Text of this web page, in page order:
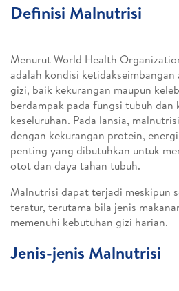
Definisi Malnutrisi
Menurut World Health
adalah kondisi ketidakseimbangan
gizi, baik kekurangan maupun
berdampak pada fungsi tubuh dan
keseluruhan. Pada lansia,
dengan kekurangan protein,
penting yang dibutuhkan untuk
otot dan daya tahan tubuh.
Malnutrisi dapat terjadi meskipun
teratur, terutama bila jenis
memenuhi kebutuhan gizi harian.
Jenis-jenis Malnutrisi